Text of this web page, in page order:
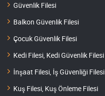
Güvenlik Filesi
Balkon Güvenlik Filesi
Çocuk Güvenlik Filesi
Kedi Filesi, Kedi Güvenlik Filesi
İnşaat Filesi, İş Güvenliği Filesi
Kuş Filesi, Kuş Önleme Filesi